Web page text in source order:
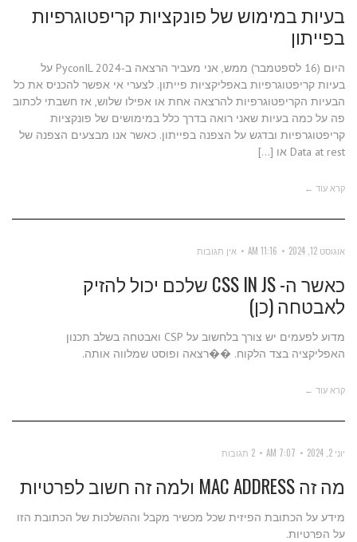
בעיות במימוש של פונקציות קריפטוגרפיות
בפייתון
היום (16 לספטמבר) ממש, אני מעביר הרצאה ב-PyconIL 2024 על
בעיות קריפטוגרפיות באפליקציות פייתון. לצערי אי אפשר להכניס את כל
הבעיות הקריפטוגרפיות להרצאה אחת או אפילו שלוש, אז חשבתי לכתוב
פה על כמה בעיות שאני רואה בדרך כלל במימושים של פונקציות
קריפטוגרפיות ובדגש על הצפנה בפייתון. כאשר אנו מבצעים הצפנה של
Data at rest או […]
קרא עוד ←
אוגוסט 12, 2024 11:16 AM אין תגובות
כאשר ה- CSS IN JS שלכם יכול להזיק
לאבטחה (כן)
מדוע לפעמים יש צורך בלחשוב על CSP ואבטחה בשלב תכנון
האפליקציה בצד הלקוח. ��רצאה ופוסט שמלווה אותה.
קרא עוד ←
יוני 2, 2024 7:07 AM 2 תגובות
מה זה MAC ADDRESS ולמה זה חשוב לפרטיות
מידע על הכתובת הפיזית שכל מכשיר מקבל וההשלכות של הכתובת הזו
על הפרטיות.